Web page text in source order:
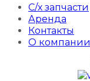
С/х запчасти
Аренда
Контакты
О компании